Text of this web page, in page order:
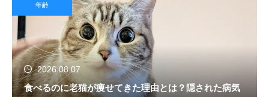
年齢
2026.08.07
食べるのに老猫が痩せてきた理由とは？隠された病気